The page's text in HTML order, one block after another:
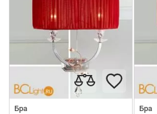
Бра
Бра